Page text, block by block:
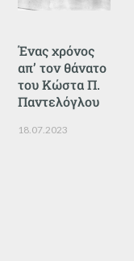
Ένας χρόνος
απ’ τον θάνατο
του Κώστα Π.
Παντελόγλου
18.07.2023